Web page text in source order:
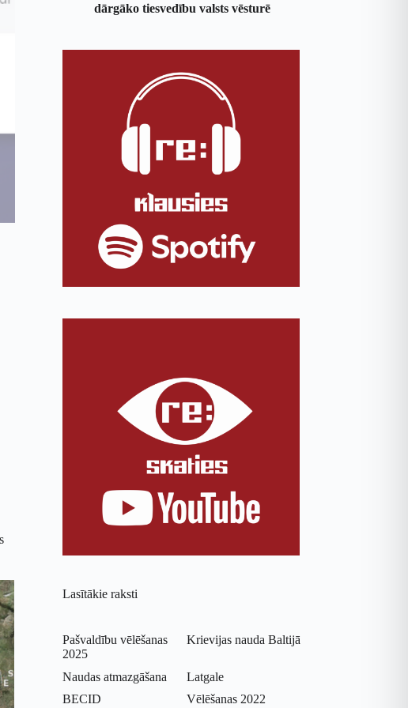
dārgāko tiesvedību valsts vēsturē
Lasītākie raksti
Pašvaldību vēlēšanas
2025
Krievijas nauda Baltijā
Naudas atmazgāšana
Latgale
BECID
Vēlēšanas 2022